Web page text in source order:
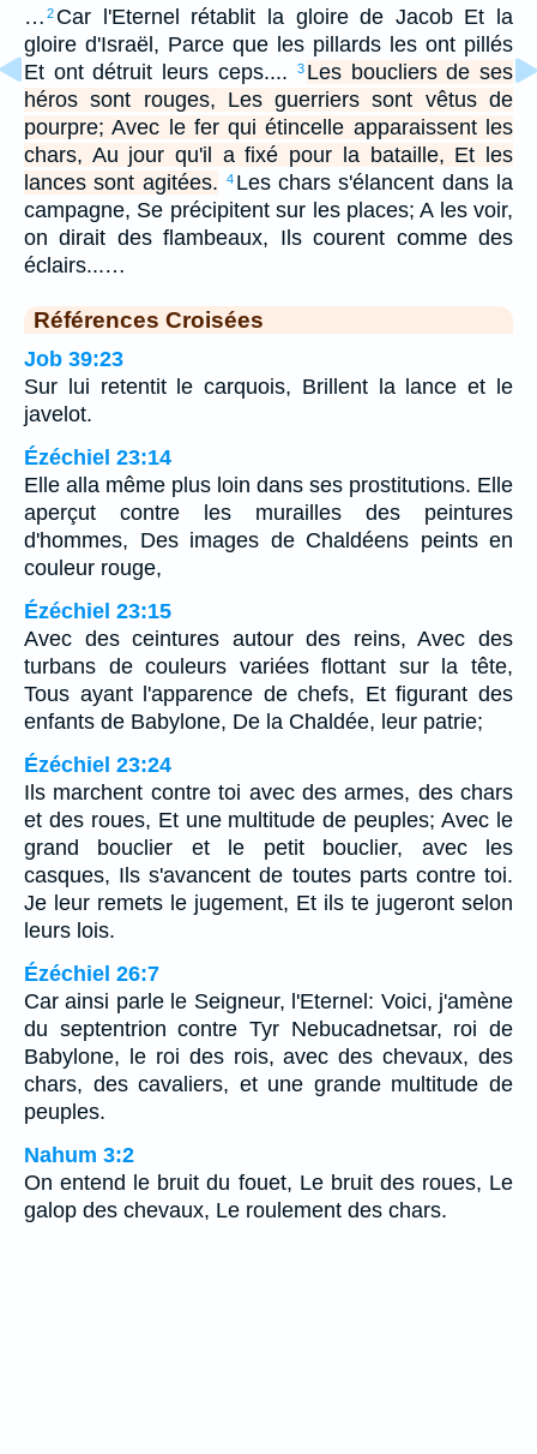
… 2 Car l'Eternel rétablit la gloire de Jacob Et la
gloire d'Israël, Parce que les pillards les ont pillés
Et ont détruit leurs ceps....
3 Les boucliers de ses
héros sont rouges, Les guerriers sont vêtus de
pourpre; Avec le fer qui étincelle apparaissent les
chars, Au jour qu'il a fixé pour la bataille, Et les
lances sont agitées.
4 Les chars s'élancent dans la
campagne, Se précipitent sur les places; A les voir,
on dirait des flambeaux, Ils courent comme des
éclairs...…
Références Croisées
Job 39:23
Sur lui retentit le carquois, Brillent la lance et le
javelot.
Ézéchiel 23:14
Elle alla même plus loin dans ses prostitutions. Elle
aperçut contre les murailles des peintures
d'hommes, Des images de Chaldéens peints en
couleur rouge,
Ézéchiel 23:15
Avec des ceintures autour des reins, Avec des
turbans de couleurs variées flottant sur la tête,
Tous ayant l'apparence de chefs, Et figurant des
enfants de Babylone, De la Chaldée, leur patrie;
Ézéchiel 23:24
Ils marchent contre toi avec des armes, des chars
et des roues, Et une multitude de peuples; Avec le
grand bouclier et le petit bouclier, avec les
casques, Ils s'avancent de toutes parts contre toi.
Je leur remets le jugement, Et ils te jugeront selon
leurs lois.
Ézéchiel 26:7
Car ainsi parle le Seigneur, l'Eternel: Voici, j'amène
du septentrion contre Tyr Nebucadnetsar, roi de
Babylone, le roi des rois, avec des chevaux, des
chars, des cavaliers, et une grande multitude de
peuples.
Nahum 3:2
On entend le bruit du fouet, Le bruit des roues, Le
galop des chevaux, Le roulement des chars.